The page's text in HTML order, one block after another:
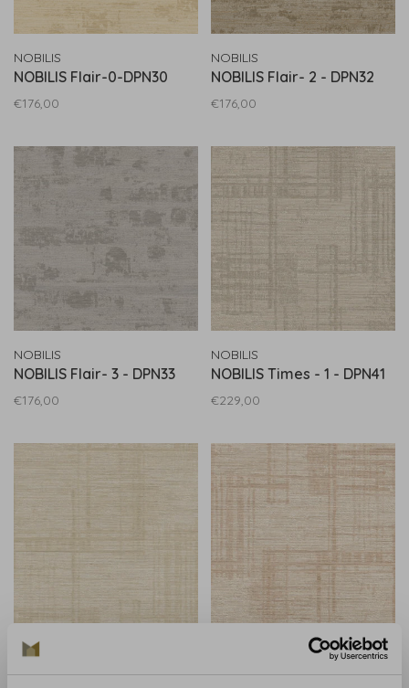
NOBILIS
NOBILIS Flair-0-DPN30
€176,00
NOBILIS
NOBILIS Flair- 2 - DPN32
€176,00
NOBILIS
NOBILIS Flair- 3 - DPN33
€176,00
NOBILIS
NOBILIS Times - 1 - DPN41
€229,00
NOBILIS
NOBILIS Times - 0 - DPN40 NOBILIS Times - 2 - DPN42